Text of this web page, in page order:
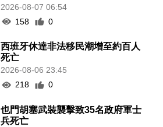
2026-08-07 06:54
158
0
西班牙休達非法移民潮增至約百人
死亡
2026-08-06 23:45
218
0
也門胡塞武裝襲擊致35名政府軍士
兵死亡